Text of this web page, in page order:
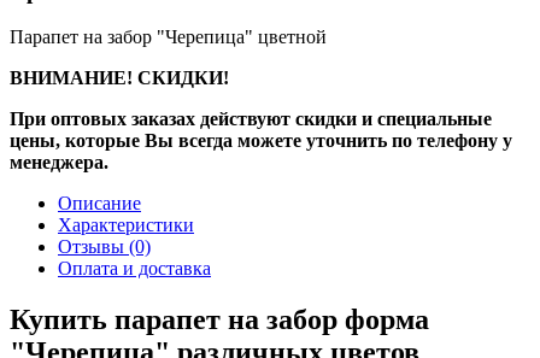
Парапет на забор "Черепица" цветной
ВНИМАНИЕ! СКИДКИ!
При оптовых заказах действуют скидки и специальные
цены, которые Вы всегда можете уточнить по телефону у
менеджера.
Описание
Характеристики
Отзывы (0)
Оплата и доставка
Купить парапет на забор форма